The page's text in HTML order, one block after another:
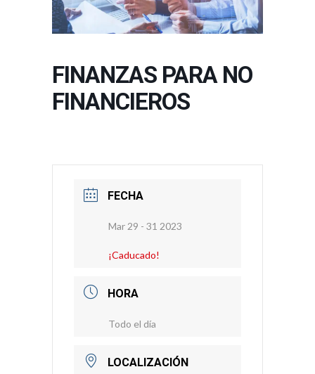
FINANZAS PARA NO
FINANCIEROS
FECHA
Mar 29 - 31 2023
¡Caducado!
HORA
Todo el día
LOCALIZACIÓN